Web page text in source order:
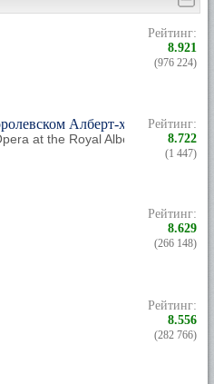
Рейтинг:
8.921
(976 224)
Алберт-холле
at the Royal Albert Hall
Рейтинг:
8.722
(1 447)
Рейтинг:
8.629
(266 148)
Рейтинг:
8.556
(282 766)